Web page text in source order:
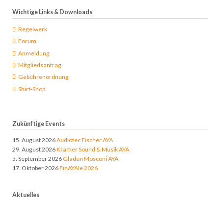
Wichtige Links & Downloads
Regelwerk
Forum
Anmeldung
Mitgliedsantrag
Gebührenordnung
Shirt-Shop
Zukünftige Events
15. August 2026Audiotec Fischer AYA
29. August 2026Kramer Sound & Musik AYA
5. September 2026Gladen Mosconi AYA
17. Oktober 2026FinAYAle 2026
Aktuelles